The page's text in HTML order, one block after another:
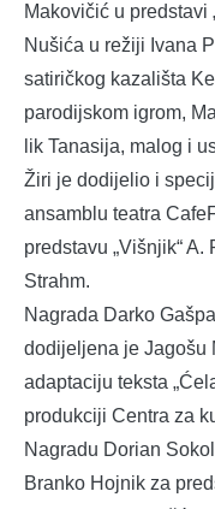
Makovičić u predstavi
Nušića u režiji Ivana
satiričkog kazališta
parodijskom igrom,
lik Tanasija, malog i
Žiri je dodijelio i
ansamblu teatra
predstavu „Višnjik“
Strahm.
Nagrada Darko
dodijeljena je Jagošu
adaptaciju teksta
produkciji Centra za
Nagradu Dorian
Branko Hojnik za